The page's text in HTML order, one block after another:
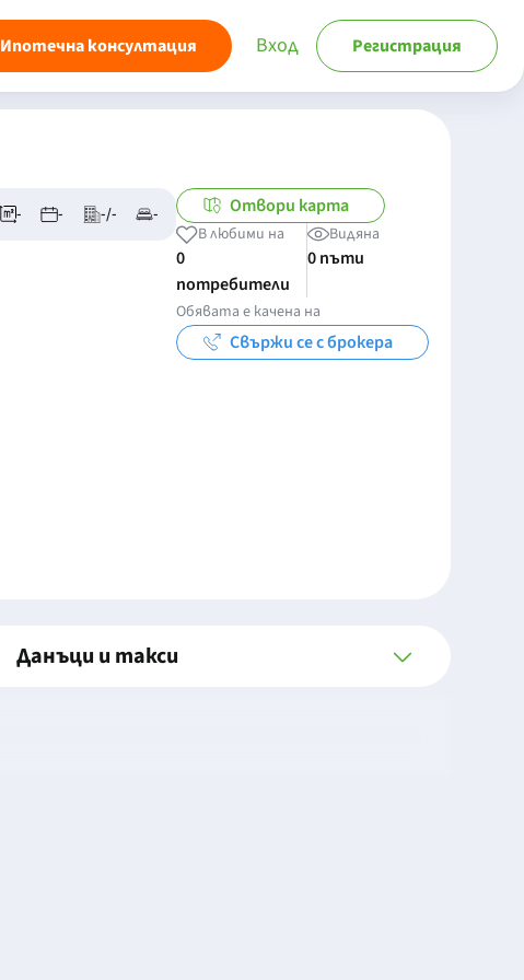
Ипотечна консултация Вход Регистрация
- - -/- - Отвори карта
В любими на
0
потребители
Видяна
0 пъти
Обявата е качена на
Свържи се с брокера
Данъци и такси